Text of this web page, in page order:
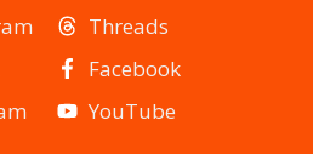
Threads
Facebook
YouTube